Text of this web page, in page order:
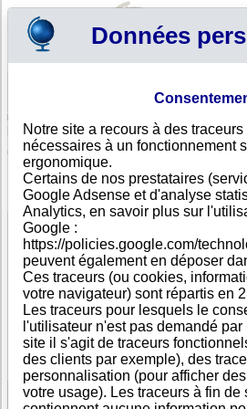
Votre
Moldavie >Toutes villes > Chisinau
Centrul International de Training
Profesionala, Chisinau
FICHE ENTREPRISE
Dénomination
Profesionala
Adresse
5 Eugen Doga str.
Ville
Chisinau- 2005
Pays
Moldavie
Type
d'adresse
Adresse unique
Téléphone
+373 22------
DUNS®
Number
50-------
Données
Notre site a recours à des
nécessaires à un fonctionnement
ergonomique.
Certains de nos prestataires
Google Adsense et d'analyse
Analytics, en savoir plus sur
Google :
https://policies.google.com/
peuvent également en déposer
Ces traceurs (ou cookies,
votre navigateur) sont répartis en
Les traceurs pour lesquels le
l'utilisateur n'est pas demandé
site il s'agit de traceurs
des clients par exemple), des
personnalisation (pour afficher
votre usage). Les traceurs à fin de